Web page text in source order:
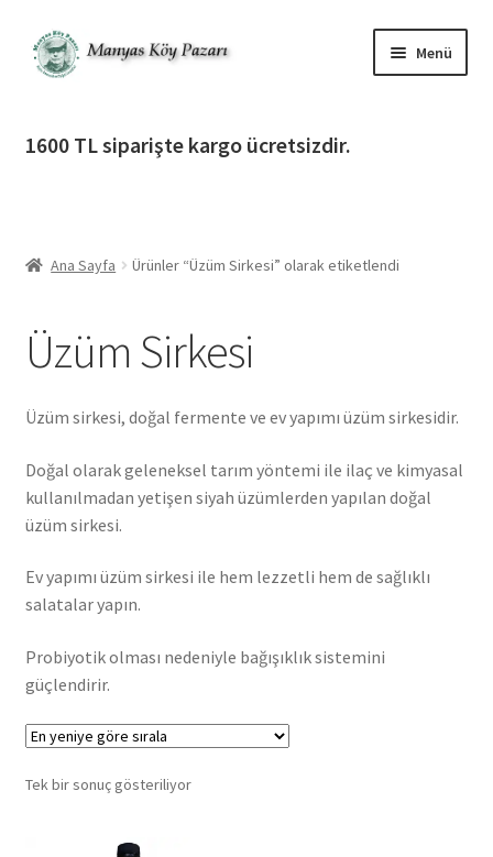
Dolaşıma
geç
İçeriğe
geç
Menü
İletişim
1600 TL siparişte kargo ücretsizdir.
Ana Sayfa Ürünler “Üzüm Sirkesi” olarak etiketlendi
Üzüm Sirkesi
Üzüm sirkesi, doğal fermente ve ev yapımı üzüm sirkesidir.
Doğal olarak geleneksel tarım yöntemi ile ilaç ve kimyasal
kullanılmadan yetişen siyah üzümlerden yapılan doğal
üzüm sirkesi.
Ev yapımı üzüm sirkesi ile hem lezzetli hem de sağlıklı
salatalar yapın.
Probiyotik olması nedeniyle bağışıklık sistemini
güçlendirir.
Tek bir sonuç gösteriliyor